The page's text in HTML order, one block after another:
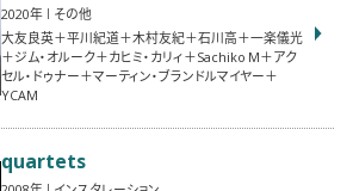
2020
その他
大友良英＋平川紀道＋木村友紀＋石川高＋一楽儀光
＋ジム・オルーク＋カヒミ・カリィ＋Sachiko M＋アク
セル・ドゥナー＋マーティン・ブランドルマイヤー＋
YCAM
quartets